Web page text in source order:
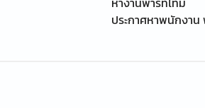
ประกาศหาพนักงาน